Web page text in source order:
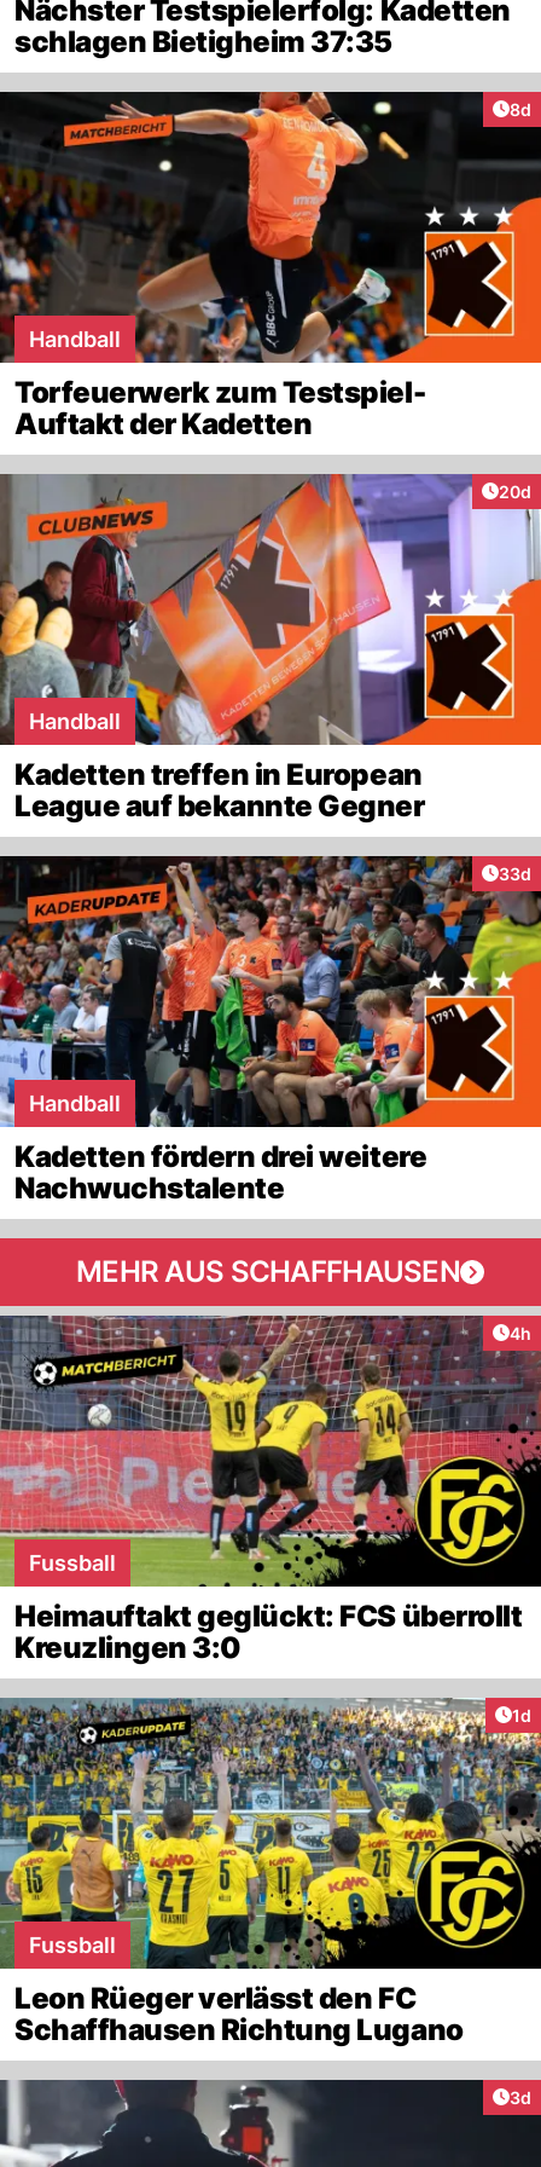
Nächster Testspielerfolg: Kadetten
schlagen Bietigheim 37:35
8d
Handball
Torfeuerwerk zum Testspiel-
Auftakt der Kadetten
20d
Handball
Kadetten treffen in European
League auf bekannte Gegner
33d
Handball
Kadetten fördern drei weitere
Nachwuchstalente
MEHR AUS SCHAFFHAUSEN
4h
Fussball
Heimauftakt geglückt: FCS überrollt
Kreuzlingen 3:0
1d
Fussball
Leon Rüeger verlässt den FC
Schaffhausen Richtung Lugano
3d